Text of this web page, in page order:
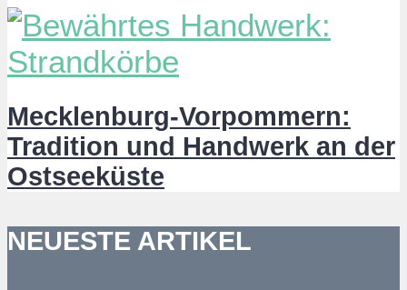
Mecklenburg-Vorpommern:
Tradition und Handwerk an der
Ostseeküste
NEUESTE ARTIKEL